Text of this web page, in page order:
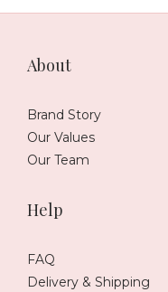
About
Brand Story
Our Values
Our Team
Help
FAQ
Delivery & Shipping